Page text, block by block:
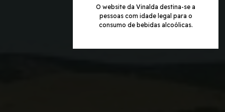
O website da Vinalda destina-se a
pessoas com idade legal para o
consumo de bebidas alcoólicas.